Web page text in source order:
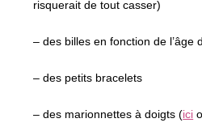
risquerait de tout casser)
– des billes en fonction de l’âge
– des petits bracelets
– des marionnettes à doigts (ici